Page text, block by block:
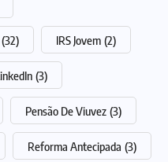
(32) IRS Jovem (2)
(3)
Pensão De Viuvez (3)
Reforma Antecipada (3)